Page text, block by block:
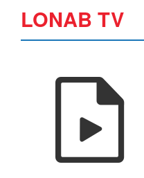
LONAB TV